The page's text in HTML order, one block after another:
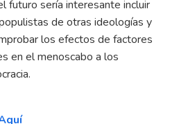
futuro sería interesante incluir
de otras ideologías y
los efectos de factores
en el menoscabo a los